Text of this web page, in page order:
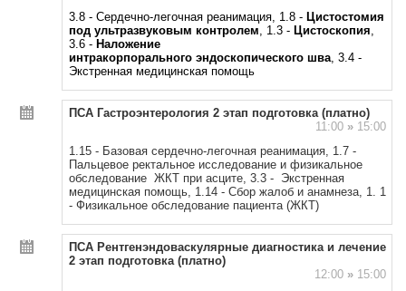
3.8 - Сердечно-легочная реанимация, 1.8 - Цистостомия
под ультразвуковым контролем, 1.3 - Цистоскопия,
3.6 - Наложение
интракорпорального эндоскопического шва, 3.4 -
Экстренная медицинская помощь
ПСА Гастроэнтерология 2 этап подготовка (платно)
11:00 »15:00
1.15 - Базовая сердечно-легочная реанимация, 1.7 -
Пальцевое ректальное исследование и физикальное
обследование ЖКТ при асците, 3.3 - Экстренная
медицинская помощь, 1.14 - Сбор жалоб и анамнеза, 1. 1
- Физикальное обследование пациента (ЖКТ)
ПСА Рентгенэндоваскулярные диагностика и лечение
2 этап подготовка (платно)
12:00 »15:00